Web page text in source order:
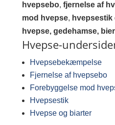
hvepsebo, fjernelse af
mod hvepse, hvepsestik
hvepse, gedehamse,
Hvepse-
Hvepsebekæmpelse
Fjernelse af hvepsebo
Forebyggelse mod
Hvepsestik
Hvepse og biarter